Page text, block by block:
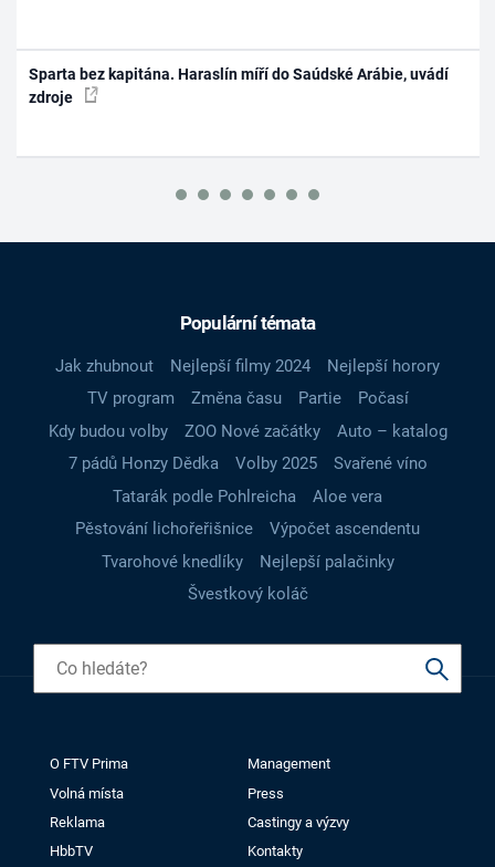
Sparta bez kapitána. Haraslín míří do Saúdské Arábie, uvádí
zdroje
Populární témata
Jak zhubnout Nejlepší filmy 2024
Nejlepší horory
TV program
Změna času Partie
Počasí
Kdy budou volby
ZOO Nové začátky
Auto – katalog
7 pádů Honzy Dědka
Volby 2025
Svařené víno
Tatarák podle Pohlreicha
Aloe vera
Pěstování lichořeřišnice
Výpočet ascendentu
Tvarohové knedlíky
Nejlepší palačinky
Švestkový koláč
O FTV Prima
Management
Volná místa
Press
Reklama
Castingy a výzvy
HbbTV
Kontakty